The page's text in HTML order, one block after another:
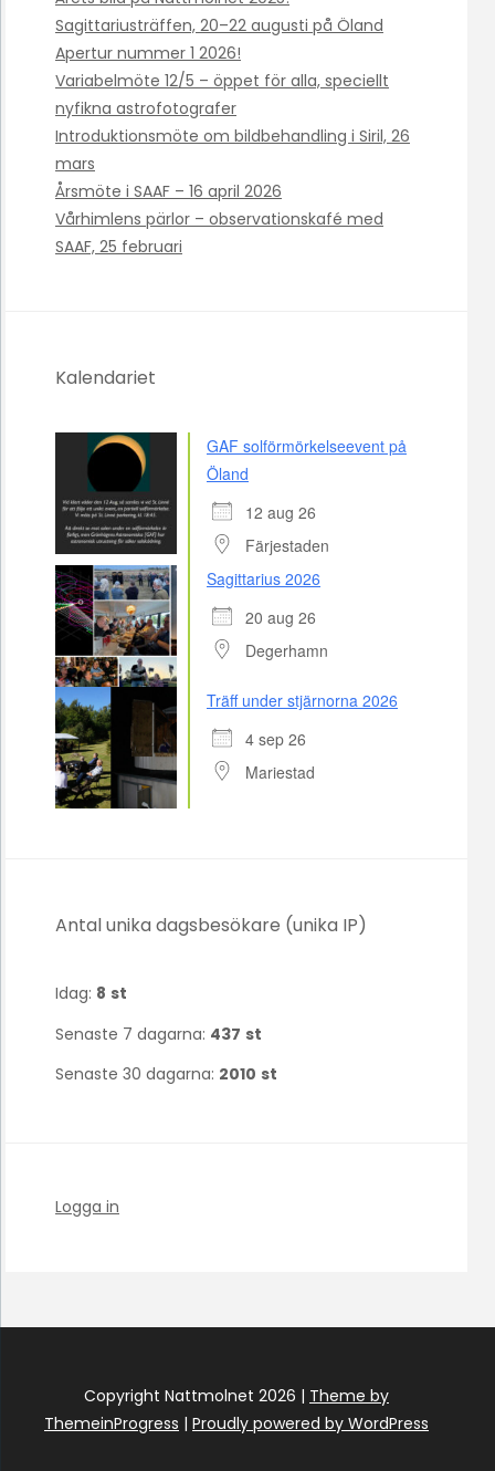
Sagittariusträffen, 20–22 augusti på Öland
Apertur nummer 1 2026!
Variabelmöte 12/5 – öppet för alla, speciellt
nyfikna astrofotografer
Introduktionsmöte om bildbehandling i Siril, 26
mars
Årsmöte i SAAF – 16 april 2026
Vårhimlens pärlor – observationskafé med
SAAF, 25 februari
Kalendariet
GAF solförmörkelseevent på
Öland
12 aug 26
Färjestaden
Sagittarius 2026
20 aug 26
Degerhamn
Träff under stjärnorna 2026
4 sep 26
Mariestad
Antal unika dagsbesökare (unika IP)
Idag: 8 st
Senaste 7 dagarna: 437 st
Senaste 30 dagarna: 2010 st
Logga in
Copyright Nattmolnet 2026 | Theme by
ThemeinProgress | Proudly powered by WordPress